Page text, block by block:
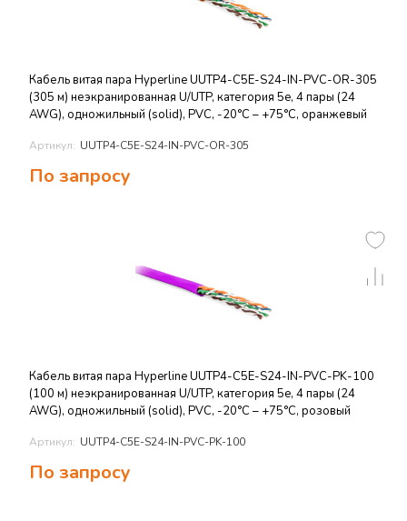
Кабель витая пара Hyperline UUTP4-C5E-S24-IN-PVC-OR-305
(305 м) неэкранированная U/UTP, категория 5e, 4 пары (24
AWG), одножильный (solid), PVC, -20°C – +75°C, оранжевый
Артикул: UUTP4-C5E-S24-IN-PVC-OR-305
По запросу
Кабель витая пара Hyperline UUTP4-C5E-S24-IN-PVC-PK-100
(100 м) неэкранированная U/UTP, категория 5e, 4 пары (24
AWG), одножильный (solid), PVC, -20°C – +75°C, розовый
Артикул: UUTP4-C5E-S24-IN-PVC-PK-100
По запросу